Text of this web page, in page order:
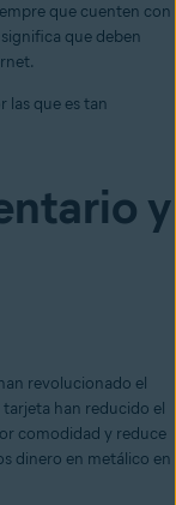
que cuenten con
que deben
las que es tan
y
revolucionado el
han reducido el
comodidad y reduce
dinero en metálico en